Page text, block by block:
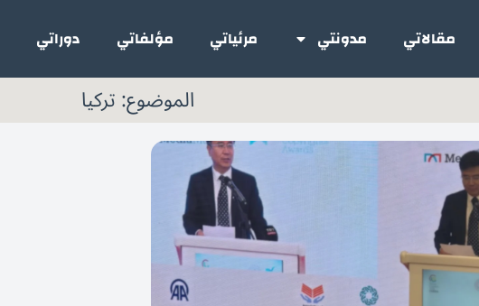
مقالاتي مدونتي مرئياتي مؤلفاتي دوراتي
الموضوع: تركيا